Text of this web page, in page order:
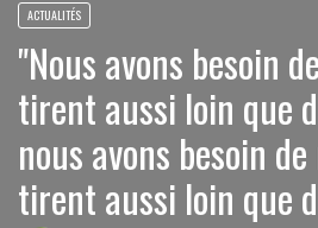
ACTUALITÉS
"Nous avons besoin
tirent aussi loin que
nous avons besoin
tirent aussi loin que